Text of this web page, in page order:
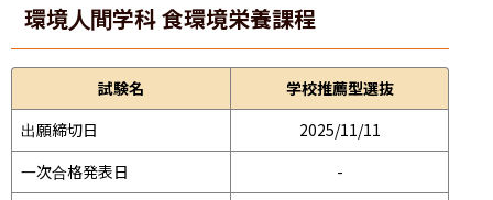
環境人間学科 食環境栄養課程
試験名
学校推薦型選抜
出願締切日
2025/11/11
一次合格発表日
-